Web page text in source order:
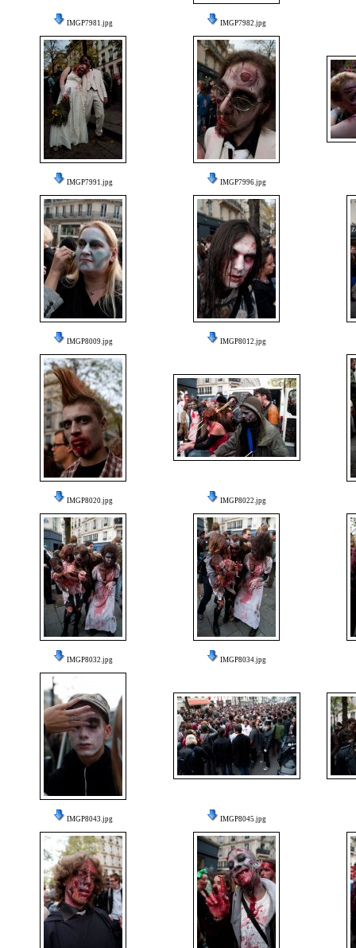
IMGP7981.jpg IMGP7982.jpg
IMGP7991.jpg IMGP7996.jpg
IMGP8009.jpg IMGP8012.jpg
IMGP8020.jpg IMGP8022.jpg
IMGP8032.jpg IMGP8034.jpg
IMGP8043.jpg IMGP8045.jpg